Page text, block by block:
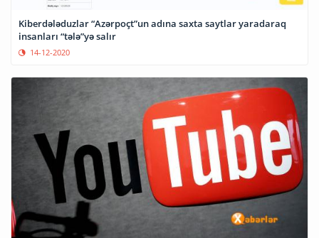
Kiberdələduzlar “Azərpoçt”un adına saxta saytlar yaradaraq
insanları “tələ”yə salır
14-12-2020